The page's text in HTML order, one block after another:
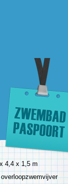
4,4 x 1,5 m
overloopzwemvijver